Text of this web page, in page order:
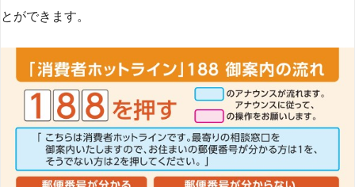
とができます​​。